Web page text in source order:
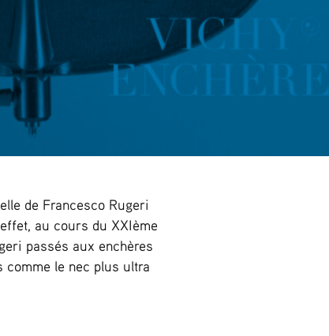
de Francesco Rugeri
au cours du XXIème
passés aux enchères
comme le nec plus ultra